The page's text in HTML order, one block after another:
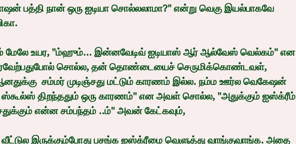
பத்தி நான் ஒரு ஐடியா சொல்லலாமா?" என்று வெகு இயல்பாகவே
சொல்ல, தன் தொண்டையைச் செருமிக்கொண்டவள்,
சம்மர் முடிஞ்சது மட்டும் காரணம் இல்ல. நம்ம ஊர்ல வெகேஷன்
ஸ்கூல்ஸ் திறந்ததும் ஒரு காரணம்" என அவள் சொல்ல, "அதுக்கும் ஐஸ்க்ரீம்
என்ன சம்பந்தம் ..ம்" அவன் கேட்கவும்,